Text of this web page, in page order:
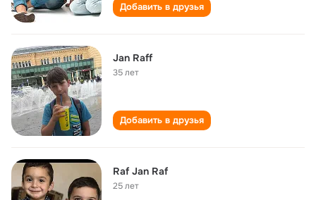
Добавить в друзья
Jan Raff
35 лет
Добавить в друзья
Raf Jan Raf
25 лет